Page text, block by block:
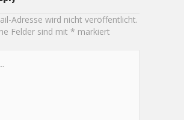
Adresse wird nicht veröffentlicht.
Felder sind mit * markiert